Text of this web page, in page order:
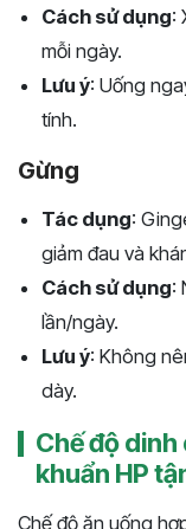
Cách sử dụng:
mỗi ngày.
Lưu ý: Uống
tính.
Gừng
Tác dụng:
giảm đau và
Cách sử dụng:
lần/ngày.
Lưu ý: Không
dày.
Chế độ
khuẩn HP
Chế độ ăn uống